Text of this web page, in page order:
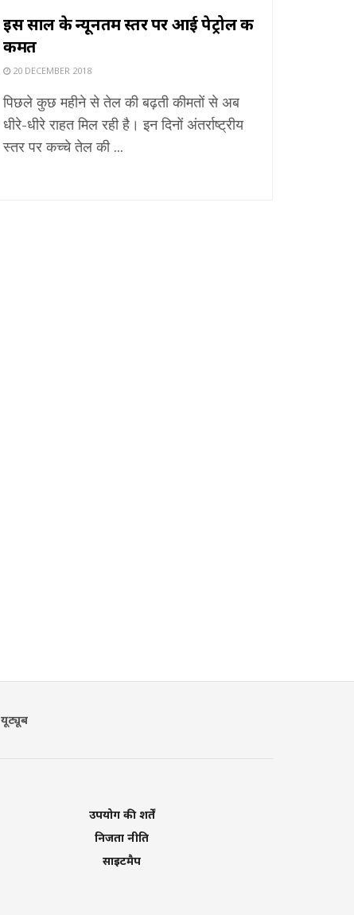
इस साल के न्यूनतम स्तर पर आई पेट्रोल की
कीमत
20 DECEMBER 2018
पिछले कुछ महीने से तेल की बढ़ती कीमतों से अब
धीरे-धीरे राहत मिल रही है। इन दिनों अंतर्राष्ट्रीय
स्तर पर कच्चे तेल की ...
यूट्यूब
उपयोग की शर्तें
निजता नीति
साइटमैप